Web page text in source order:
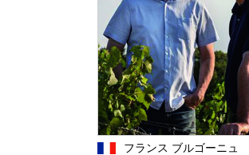
フランス ブルゴーニュ